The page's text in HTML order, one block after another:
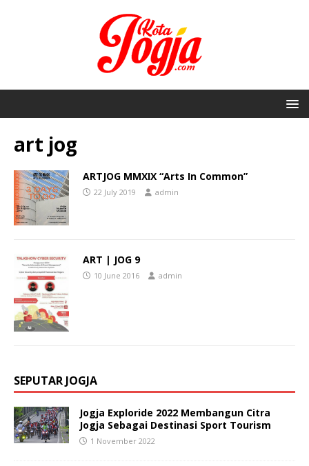
art jog
ARTJOG MMXIX “Arts In Common”
22 July 2019 admin
ART | JOG 9
10 June 2016 admin
SEPUTAR JOGJA
Jogja Exploride 2022 Membangun Citra
Jogja Sebagai Destinasi Sport Tourism
1 November 2022